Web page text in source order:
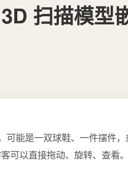
扫描模型
可能是一双球鞋、一件摆件
可以直接拖动、旋转、查看